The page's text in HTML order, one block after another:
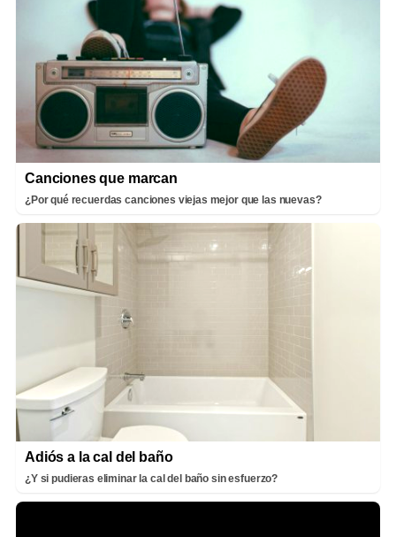
Canciones que marcan
¿Por qué recuerdas canciones viejas mejor que las nuevas?
Adiós a la cal del baño
¿Y si pudieras eliminar la cal del baño sin esfuerzo?